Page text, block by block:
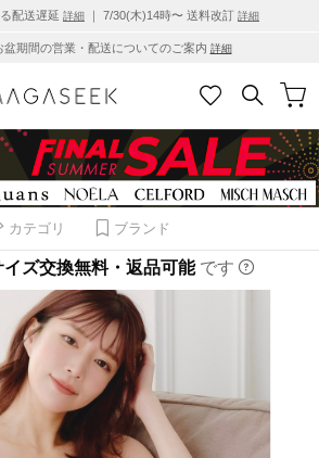
配送遅延 詳細 ｜ 7/30(木)14時〜 送料改訂 詳細
盆期間の営業・配送についてのご案内 詳細
カテゴリ ブランド
イズ交換無料・返品可能 です